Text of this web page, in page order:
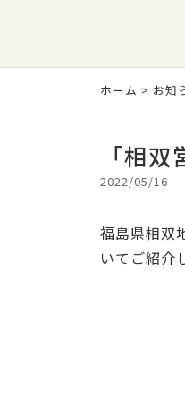
ホーム > お知
「相
2022/05/16
福島県相双
いてご紹介